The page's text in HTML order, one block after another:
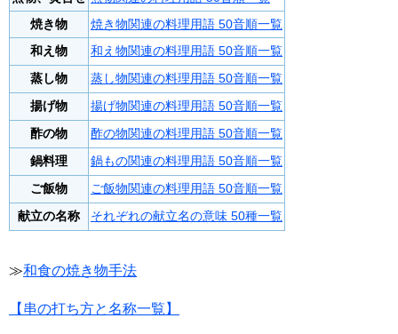
焼き物
焼き物関連の料理用語 50音順一覧
和え物
和え物関連の料理用語 50音順一覧
蒸し物 蒸し物関連の料理用語 50音順一覧
揚げ物 揚げ物関連の料理用語 50音順一覧
酢の物 酢の物関連の料理用語 50音順一覧
鍋料理 鍋もの関連の料理用語 50音順一覧
ご飯物 ご飯物関連の料理用語 50音順一覧
献立の名称 それぞれの献立名の意味 50種一覧
≫和食の焼き物手法
【串の打ち方と名称一覧】